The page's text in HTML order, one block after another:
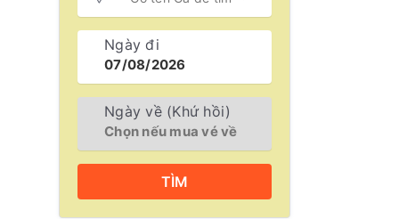
Ngày đi
Ngày về (Khứ hồi)
TÌM